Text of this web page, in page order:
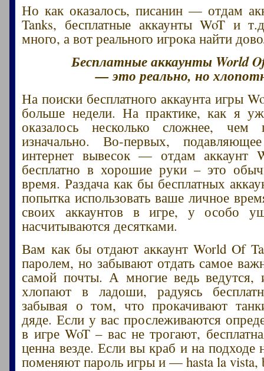
Но как оказалось, писанин — отдам
Tanks, бесплатные аккаунты WoT и
много, а вот реального игрока найти
Бесплатные аккаунты World
— это реально, но
На поиски бесплатного аккаунта игры
больше недели. На практике, как я
оказалось несколько сложнее, чем
изначально. Во-первых,
интернет вывесок — отдам аккаунт
бесплатно в хорошие руки – это
время. Раздача как бы бесплатных
попытка использовать ваше личное
своих аккаунтов в игре, у особо
насчитываются десятками.
Вам как бы отдают аккаунт World Of
паролем, но забывают отдать самое
самой почты. А многие ведь ведутся,
хлопают в ладоши, радуясь
забывая о том, что прокачивают
дяде. Если у вас прослеживаются
в игре WoT – вас не трогают,
ценна везде. Если вы краб и на подходе
поменяют пароль игры и — hasta la vista,